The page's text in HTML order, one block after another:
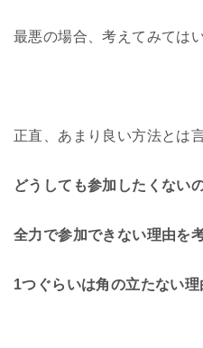
最悪の場合、考えてみては
正直、あまり良い方法とは
どうしても参加したくない
全力で参加できない理由を
1つぐらいは角の立たない